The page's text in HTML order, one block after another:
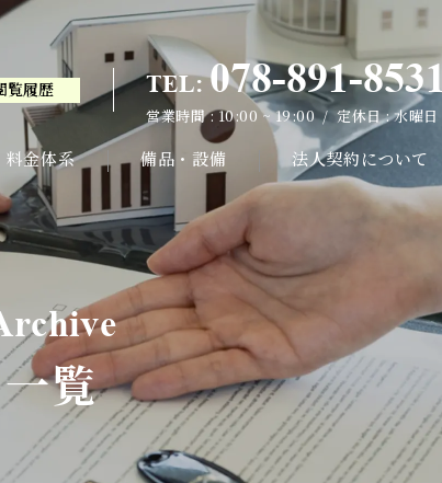
覧履歴 TEL:078-891-8531
営業時間 : 10:00 ~ 19:00 / 定休日 : 水曜日
料金体系 備品・設備 法人契約について
TEL:078-891-8531
営業時間 : 10:00 ~ 19:00 / 定休日 : 水曜日
Archive
一覧